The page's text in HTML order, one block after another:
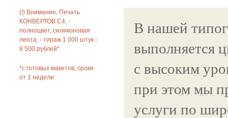
(!) Внимание, Печать
КОНВЕРТОВ С4, -
полноцвет, силиконовая
лента, - тираж 1 000 штук -
8 500 рублей*
*с готовых макетов, сроки
от 1 недели
В нашей
выполняется
с высоким
при этом мы
услуги по